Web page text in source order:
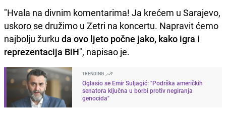
"Hvala na divnim komentarima! Ja krećem u Sarajevo,
uskoro se družimo u Zetri na koncertu. Napravit ćemo
najbolju žurku da ovo ljeto počne jako, kako igra i
reprezentacija BiH", napisao je.
TRENDING
Oglasio se Emir Suljagić: "Podrška američkih
senatora ključna u borbi protiv negiranja
genocida"